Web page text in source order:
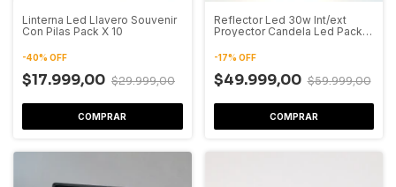
Linterna Led Llavero Souvenir
Con Pilas Pack X 10
-40% OFF
$17.999,00 $29.999,00
Reflector Led 30w Int/ext
Proyector Candela Led Pack
-17% OFF
$49.999,00 $59.999,00
COMPRAR